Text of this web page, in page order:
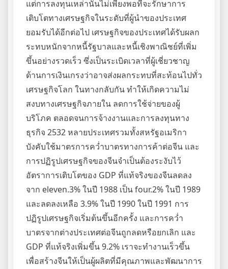
แต่การลงทุนเหล่านั้นไม่เพียงพอที่จะรักษาการ
เติบโตทางเศรษฐกิจในระดับที่ผู้นำของประเทศ
ยอมรับได้อีกต่อไป เศรษฐกิจของประเทศได้รับผลก
ระทบหนักจากหนี้รัฐบาลและหนี้เชิงพาณิชย์ที่เพิ่ม
ขึ้นอย่างรวดเร็ว ซึ่งเป็นระเบิดเวลาที่ผู้เชี่ยวชาญ
ด้านการเงินเกรงว่าอาจส่งผลกระทบที่สะท้อนไปทั่ว
เศรษฐกิจโลก ในทางกลับกัน ทำให้เกิดความไม่
สงบทางเศรษฐกิจภายใน ลดการใช้จ่ายของผู้
บริโภค ตลอดจนการจ้างงานและการลงทุนทาง
ธุรกิจ 2532 หลายประเทศรวมทั้งสหรัฐอเมริกา
บังคับใช้มาตรการคว่ำบาตรทางการค้าต่อจีน และ
การปฏิรูปเศรษฐกิจของจีนจำเป็นต้องระงับไว้
อัตราการเติบโตของ GDP ที่แท้จริงของจีนลดลง
จาก eleven.3% ในปี 1988 เป็น four.2% ในปี 1989
และลดลงเหลือ 3.9% ในปี 1990 ในปี 1991 การ
ปฏิรูปเศรษฐกิจเริ่มต้นขึ้นอีกครั้ง และการคว่ำ
บาตรจากต่างประเทศต่อจีนถูกลดหรือยกเลิก และ
GDP ที่แท้จริงเพิ่มขึ้น 9.2% เราจะทำงานเร็วขึ้น
เพื่อสร้างจีนให้เป็นผู้ผลิตที่มีคุณภาพและพัฒนาการ